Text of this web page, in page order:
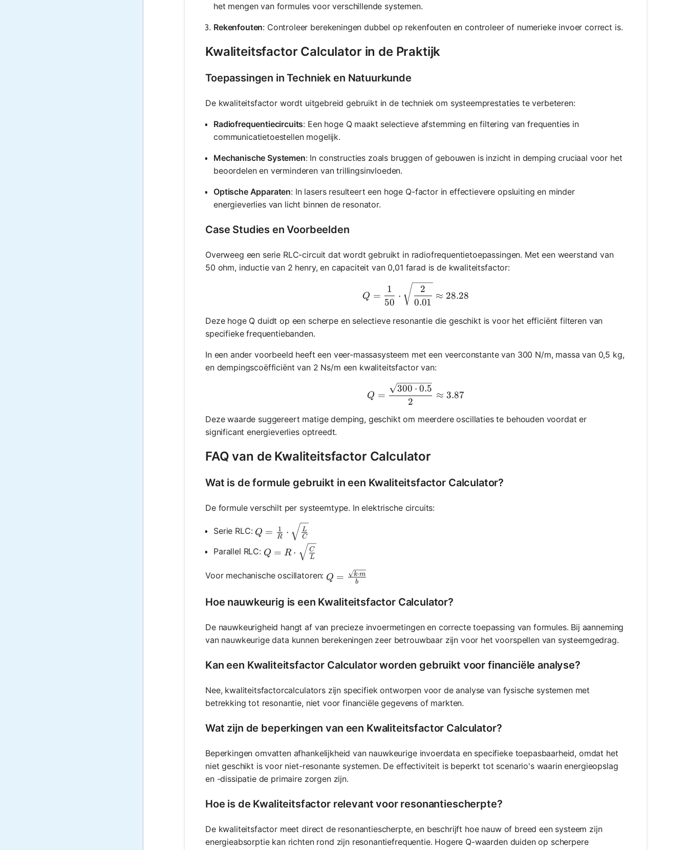
het mengen van formules voor verschillende systemen.
Rekenfouten: Controleer berekeningen dubbel op rekenfouten en controleer of numerieke invoer correct is.
Kwaliteitsfactor Calculator in de Praktijk
Toepassingen in Techniek en Natuurkunde
De kwaliteitsfactor wordt uitgebreid gebruikt in de techniek om systeemprestaties te verbeteren:
Radiofrequentiecircuits: Een hoge Q maakt selectieve afstemming en filtering van frequenties in
communicatietoestellen mogelijk.
Mechanische Systemen: In constructies zoals bruggen of gebouwen is inzicht in demping cruciaal voor het
beoordelen en verminderen van trillingsinvloeden.
Optische Apparaten: In lasers resulteert een hoge Q-factor in effectievere opsluiting en minder
energieverlies van licht binnen de resonator.
Case Studies en Voorbeelden
Overweeg een serie RLC-circuit dat wordt gebruikt in radiofrequentietoepassingen. Met een weerstand van
50 ohm, inductie van 2 henry, en capaciteit van 0,01 farad is de kwaliteitsfactor:
Q = \frac{1}{50} \cdot \sqrt{\frac{2}{0.01}} \approx 28.28
Q =
50
1
⋅
0.01
2
≈ 28.28
Deze hoge Q duidt op een scherpe en selectieve resonantie die geschikt is voor het efficiënt filteren van
specifieke frequentiebanden.
In een ander voorbeeld heeft een veer-massasysteem met een veerconstante van 300 N/m, massa van 0,5 kg,
en dempingscoëfficiënt van 2 Ns/m een kwaliteitsfactor van:
Q = \frac{\sqrt{300 \cdot 0.5}}{2} \approx 3.87
Q =
2
300 ⋅ 0.5
≈ 3.87
Deze waarde suggereert matige demping, geschikt om meerdere oscillaties te behouden voordat er
significant energieverlies optreedt.
FAQ van de Kwaliteitsfactor Calculator
Wat is de formule gebruikt in een Kwaliteitsfactor Calculator?
De formule verschilt per systeemtype. In elektrische circuits:
Serie RLC: Q = \frac{1}{R} \cdot \sqrt{\frac{L}{C}}
Q = R
1 ⋅ C
L
Parallel RLC: Q = R \cdot \sqrt{\frac{C}{L}}
Q = R ⋅ L
C
Voor mechanische oscillatoren: Q = \frac{\sqrt{k \cdot m}}{b}
Q = b
k⋅m
Hoe nauwkeurig is een Kwaliteitsfactor Calculator?
De nauwkeurigheid hangt af van precieze invoermetingen en correcte toepassing van formules. Bij aanneming
van nauwkeurige data kunnen berekeningen zeer betrouwbaar zijn voor het voorspellen van systeemgedrag.
Kan een Kwaliteitsfactor Calculator worden gebruikt voor financiële analyse?
Nee, kwaliteitsfactorcalculators zijn specifiek ontworpen voor de analyse van fysische systemen met
betrekking tot resonantie, niet voor financiële gegevens of markten.
Wat zijn de beperkingen van een Kwaliteitsfactor Calculator?
Beperkingen omvatten afhankelijkheid van nauwkeurige invoerdata en specifieke toepasbaarheid, omdat het
niet geschikt is voor niet-resonante systemen. De effectiviteit is beperkt tot scenario's waarin energieopslag
en -dissipatie de primaire zorgen zijn.
Hoe is de Kwaliteitsfactor relevant voor resonantiescherpte?
De kwaliteitsfactor meet direct de resonantiescherpte, en beschrijft hoe nauw of breed een systeem zijn
energieabsorptie kan richten rond zijn resonantiefrequentie. Hogere Q-waarden duiden op scherpere